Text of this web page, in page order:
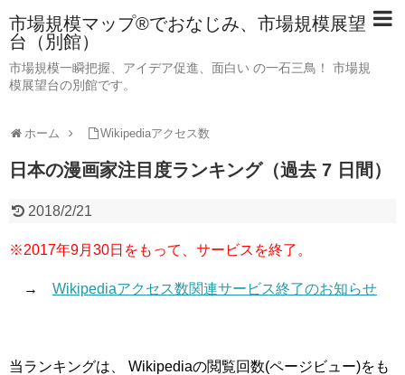
市場規模マップ®でおなじみ、市場規模展望
台（別館）
市場規模一瞬把握、アイデア促進、面白い の一石三鳥！ 市場規
模展望台の別館です。
ホーム Wikipediaアクセス数
日本の漫画家注目度ランキング（過去 7 日間）
2018/2/21
※2017年9月30日をもって、サービスを終了。
→ Wikipediaアクセス数関連サービス終了のお知らせ
当ランキングは、 Wikipediaの閲覧回数(ページビュー)をも